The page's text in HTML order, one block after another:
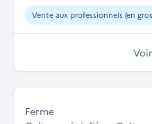
Vente aux professionnels (en
Ferme